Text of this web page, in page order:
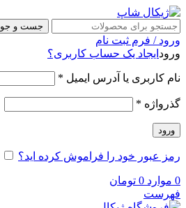
جست و جو
ورود / فرم ثبت نام
ورود ایجاد یک حساب کاربری؟
نام کاربری یا آدرس ایمیل *
گذرواژه *
ورود
رمز عبور خود را فراموش کرده اید؟
0 موارد 0 تومان
فهرست